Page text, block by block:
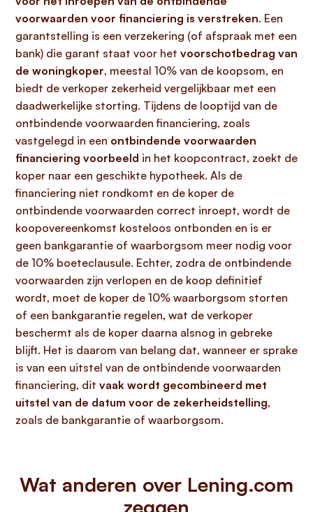
voorwaarden voor financiering is verstreken. Een
garantstelling is een verzekering (of afspraak met een
bank) die garant staat voor het voorschotbedrag van
de woningkoper, meestal 10% van de koopsom, en
biedt de verkoper zekerheid vergelijkbaar met een
daadwerkelijke storting. Tijdens de looptijd van de
ontbindende voorwaarden financiering, zoals
vastgelegd in een ontbindende voorwaarden
financiering voorbeeld in het koopcontract, zoekt de
koper naar een geschikte hypotheek. Als de
financiering niet rondkomt en de koper de
ontbindende voorwaarden correct inroept, wordt de
koopovereenkomst kosteloos ontbonden en is er
geen bankgarantie of waarborgsom meer nodig voor
de 10% boeteclausule. Echter, zodra de ontbindende
voorwaarden zijn verlopen en de koop definitief
wordt, moet de koper de 10% waarborgsom storten
of een bankgarantie regelen, wat de verkoper
beschermt als de koper daarna alsnog in gebreke
blijft. Het is daarom van belang dat, wanneer er sprake
is van een uitstel van de ontbindende voorwaarden
financiering, dit vaak wordt gecombineerd met
uitstel van de datum voor de zekerheidstelling,
zoals de bankgarantie of waarborgsom.
Wat anderen over Lening.com
zeggen